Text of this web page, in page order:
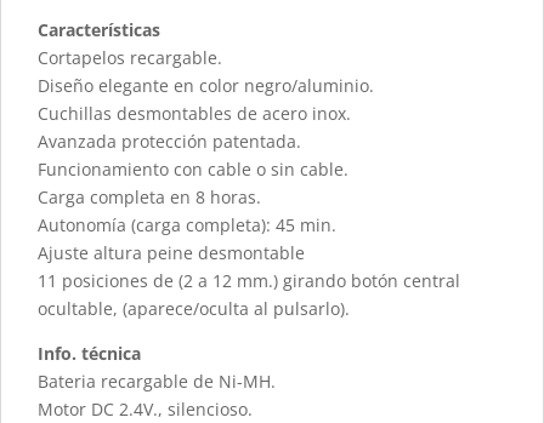
Características
Cortapelos recargable.
Diseño elegante en color negro/aluminio.
Cuchillas desmontables de acero inox.
Avanzada protección patentada.
Funcionamiento con cable o sin cable.
Carga completa en 8 horas.
Autonomía (carga completa): 45 min.
Ajuste altura peine desmontable
11 posiciones de (2 a 12 mm.) girando botón central
ocultable, (aparece/oculta al pulsarlo).
Info. técnica
Bateria recargable de Ni-MH.
Motor DC 2.4V., silencioso.